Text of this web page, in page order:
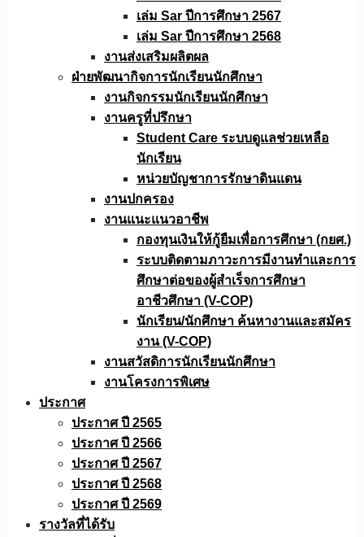
เล่ม Sar ปีการศึกษา 2567
เล่ม Sar ปีการศึกษา 2568
งานส่งเสริมผลิตผล
ฝ่ายพัฒนากิจการนักเรียนนักศึกษา
งานกิจกรรมนักเรียนนักศึกษา
งานครูที่ปรึกษา
Student Care ระบบดูแลช่วยเหลือ
นักเรียน
หน่วยบัญชาการรักษาดินแดน
งานปกครอง
งานแนะแนวอาชีพ
กองทุนเงินให้กู้ยืมเพื่อการศึกษา (กยศ.)
ระบบติดตามภาวะการมีงานทำและการ
ศึกษาต่อของผู้สำเร็จการศึกษา
อาชีวศึกษา (V-COP)
นักเรียน/นักศึกษา ค้นหางานและสมัคร
งาน (V-COP)
งานสวัสดิการนักเรียนนักศึกษา
งานโครงการพิเศษ
ประกาศ
ประกาศ ปี 2565
ประกาศ ปี 2566
ประกาศ ปี 2567
ประกาศ ปี 2568
ประกาศ ปี 2569
รางวัลที่ได้รับ